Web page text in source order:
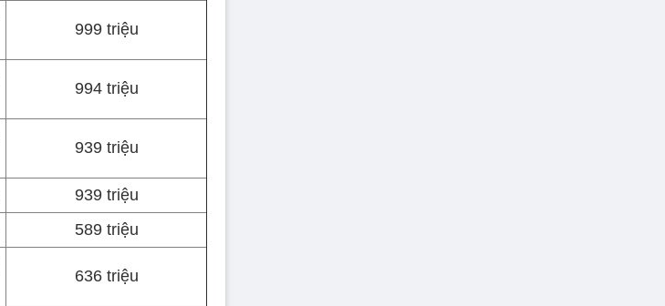
999 triệu
994 triệu
939 triệu
939 triệu
589 triệu
636 triệu